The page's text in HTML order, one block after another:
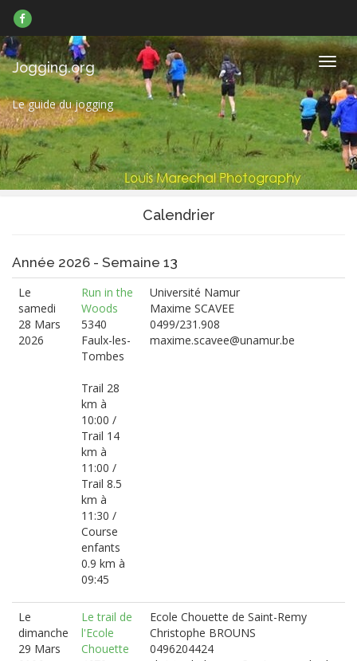
sur
Facebook
Jogging.org
Le guide du jogging
Calendrier
Année 2026 - Semaine 13
Le
samedi
28 Mars
2026
Run in the
Woods
5340
Faulx-les-
Tombes
Trail 28
km à
10:00 /
Trail 14
km à
11:00 /
Trail 8.5
km à
11:30 /
Course
enfants
0.9 km à
09:45
Université Namur
Maxime SCAVEE
0499/231.908
maxime.scavee@unamur.be
Le
dimanche
29 Mars
Le trail de
l'Ecole
Chouette
Ecole Chouette de Saint-Remy
Christophe BROUNS
0496204424